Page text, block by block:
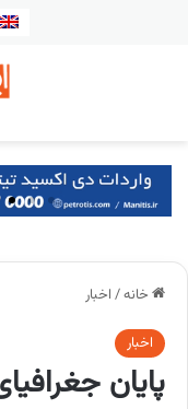
خانه/ اخبار
اخبار
پایان‌